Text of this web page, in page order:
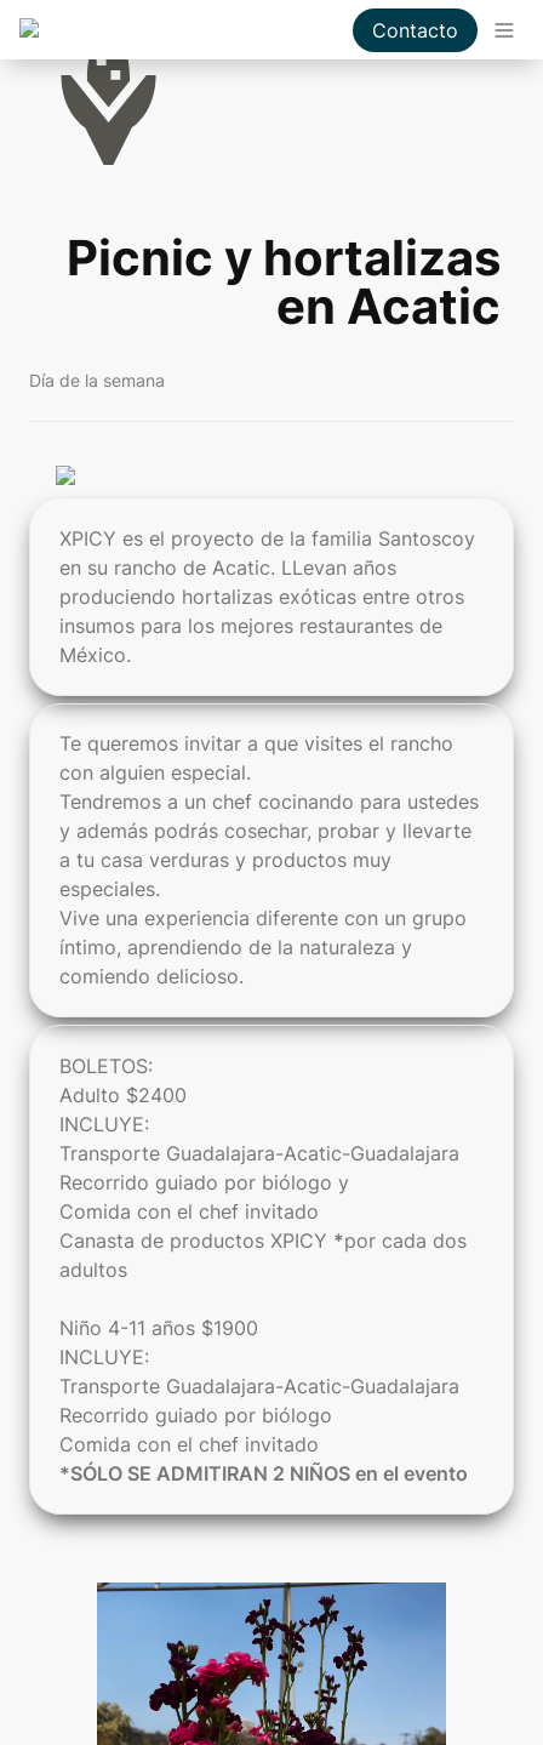
Contacto
Picnic y hortalizas
en Acatic
Día de la semana
XPICY es el proyecto de la familia Santoscoy
en su rancho de Acatic. LLevan años
produciendo hortalizas exóticas entre otros
insumos para los mejores restaurantes de
México.
Te queremos invitar a que visites el rancho
con alguien especial.
Tendremos a un chef cocinando para ustedes
y además podrás cosechar, probar y llevarte
a tu casa verduras y productos muy
especiales.
Vive una experiencia diferente con un grupo
íntimo, aprendiendo de la naturaleza y
comiendo delicioso.
BOLETOS:
Adulto $2400
INCLUYE:
Transporte Guadalajara-Acatic-Guadalajara
Recorrido guiado por biólogo y
Comida con el chef invitado
Canasta de productos XPICY *por cada dos
adultos
Niño 4-11 años $1900
INCLUYE:
Transporte Guadalajara-Acatic-Guadalajara
Recorrido guiado por biólogo
*SÓLO SE ADMITIRAN 2 NIÑOS en el evento